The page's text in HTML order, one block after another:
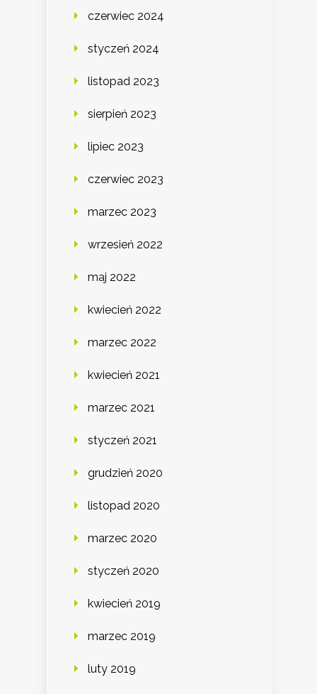
czerwiec 2024
styczeń 2024
listopad 2023
sierpień 2023
lipiec 2023
czerwiec 2023
marzec 2023
wrzesień 2022
maj 2022
kwiecień 2022
marzec 2022
kwiecień 2021
marzec 2021
styczeń 2021
grudzień 2020
listopad 2020
marzec 2020
styczeń 2020
kwiecień 2019
marzec 2019
luty 2019